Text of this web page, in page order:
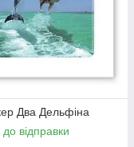
Два Дельфіна
до відправки